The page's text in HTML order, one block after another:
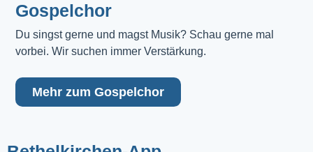
Gospelchor
Du singst gerne und magst Musik? Schau gerne mal
vorbei. Wir suchen immer Verstärkung.
Mehr zum Gospelchor